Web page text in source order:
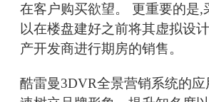
在客户购买欲望。 更重要的是,
以在楼盘建好之前将其虚拟设
产开发商进行期房的销售。
酷雷曼3DVR全景营销系统的